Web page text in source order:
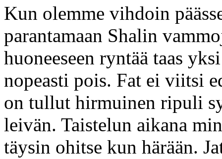
Kun olemme vihdoin
parantamaan Shalin
huoneeseen ryntää taas
nopeasti pois. Fat ei viitsi
on tullut hirmuinen ripuli
leivän. Taistelun aikana
täysin ohitse kun härään.